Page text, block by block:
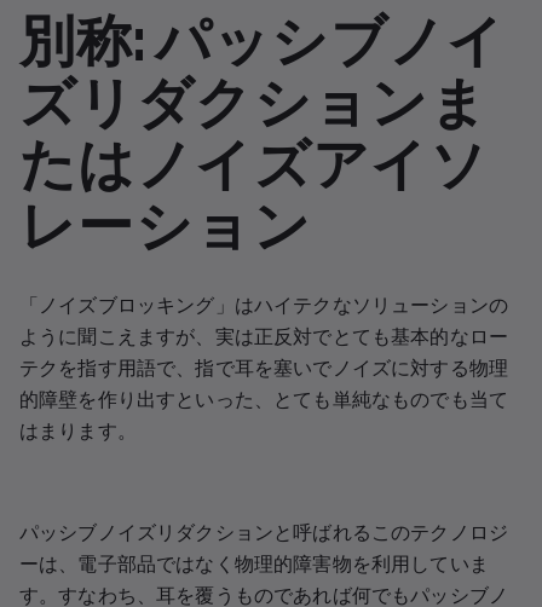
別称: パッシブノイ
ズリダクションま
たはノイズアイソ
レーション
「ノイズブロッキング」はハイテクなソリューションの
ように聞こえますが、実は正反対でとても基本的なロー
テクを指す用語で、指で耳を塞いでノイズに対する物理
的障壁を作り出すといった、とても単純なものでも当て
はまります。
パッシブノイズリダクションと呼ばれるこのテクノロジ
ーは、電子部品ではなく物理的障害物を利用していま
す。すなわち、耳を覆うものであれば何でもパッシブノ